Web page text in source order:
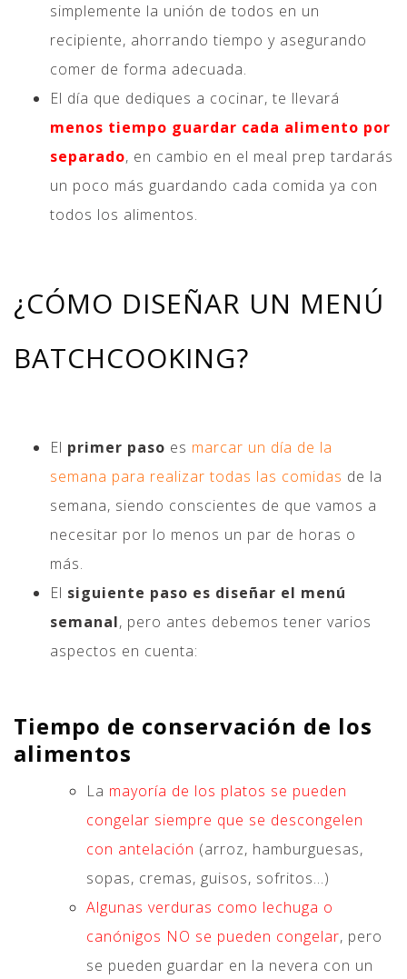
simplemente la unión de todos en un
recipiente, ahorrando tiempo y asegurando
comer de forma adecuada.
El día que dediques a cocinar, te llevará
menos tiempo guardar cada alimento por
separado, en cambio en el meal prep tardarás
un poco más guardando cada comida ya con
todos los alimentos.
¿CÓMO DISEÑAR UN MENÚ
BATCHCOOKING?
El primer paso es marcar un día de la
semana para realizar todas las comidas de la
semana, siendo conscientes de que vamos a
necesitar por lo menos un par de horas o
más.
El siguiente paso es diseñar el menú
semanal, pero antes debemos tener varios
aspectos en cuenta:
Tiempo de conservación de los
alimentos
La mayoría de los platos se pueden
congelar siempre que se descongelen
con antelación (arroz, hamburguesas,
sopas, cremas, guisos, sofritos…)
Algunas verduras como lechuga o
canónigos NO se pueden congelar, pero
se pueden guardar en la nevera con un